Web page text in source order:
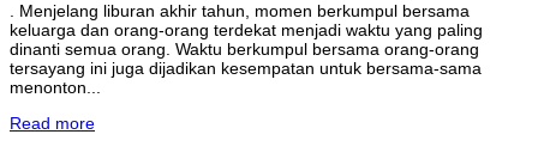
. Menjelang liburan akhir tahun, momen berkumpul bersama
keluarga dan orang-orang terdekat menjadi waktu yang paling
dinanti semua orang. Waktu berkumpul bersama orang-orang
tersayang ini juga dijadikan kesempatan untuk bersama-sama
menonton...
Read more